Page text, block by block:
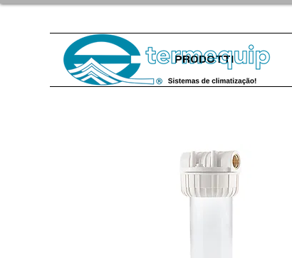
PRODOTTI